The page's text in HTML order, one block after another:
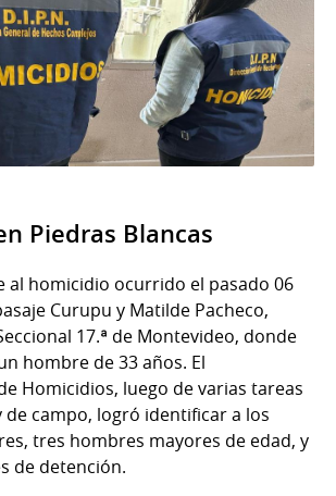
Piedras Blancas
al homicidio ocurrido el pasado 06
Curupu y Matilde Pacheco,
17.ª de Montevideo, donde
hombre de 33 años. El
Homicidios, luego de varias tareas
de campo, logró identificar a los
tres hombres mayores de edad, y
de detención.